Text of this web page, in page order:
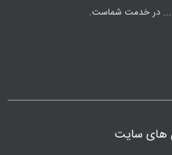
... در خدمت شماست.
سایت